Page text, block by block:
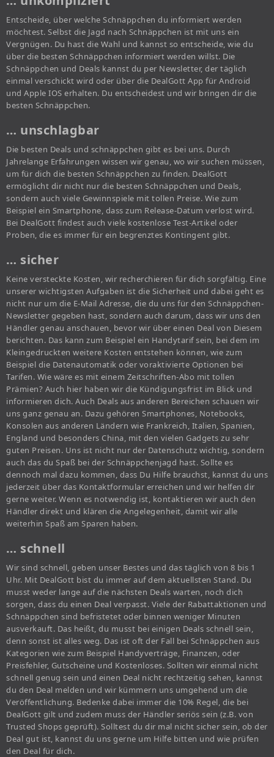
Entscheide, über welche Schnäppchen du informiert werden
möchtest. Selbst die Jagd nach Schnäppchen ist mit uns ein
Vergnügen. Du hast die Wahl und kannst so entscheide, wie du
über die besten Schnäppchen informiert werden willst. Die
Schnäppchen und Deals kannst du per Newsletter, der täglich
einmal verschickt wird oder über die DealGott App für Android
und Apple IOS erhalten. Du entscheidest und wir bringen dir die
besten Schnäppchen.
… unschlagbar
Die besten Deals und schnäppchen gibt es bei uns. Durch
Jahrelange Erfahrungen wissen wir genau, wo wir suchen müssen,
um für dich die besten Schnäppchen zu finden. DealGott
ermöglicht dir nicht nur die besten Schnäppchen und Deals,
sondern auch viele Gewinnspiele mit tollen Preise. Wie zum
Beispiel ein Smartphone, dass zum Release-Datum verlost wird.
Bei DealGott findest auch viele kostenlose Test-Artikel oder
Proben, die es immer für ein begrenztes Kontingent gibt.
… sicher
Keine versteckte Kosten, wir recherchieren für dich sorgfältig. Eine
unserer wichtigsten Aufgaben ist die Sicherheit und dabei geht es
nicht nur um die E-Mail Adresse, die du uns für den Schnäppchen-
Newsletter gegeben hast, sondern auch darum, dass wir uns den
Händler genau anschauen, bevor wir über einen Deal von Diesem
berichten. Das kann zum Beispiel ein Handytarif sein, bei dem im
Kleingedruckten weitere Kosten entstehen können, wie zum
Beispiel die Datenautomatik oder voraktivierte Optionen bei
Tarifen. Wie wäre es mit einem Zeitschriften-Abo mit tollen
Prämien? Auch hier haben wir die Kündigungsfrist im Blick und
informieren dich. Auch Deals aus anderen Bereichen schauen wir
uns ganz genau an. Dazu gehören Smartphones, Notebooks,
Konsolen aus anderen Ländern wie Frankreich, Italien, Spanien,
England und besonders China, mit den vielen Gadgets zu sehr
guten Preisen. Uns ist nicht nur der Datenschutz wichtig, sondern
auch das du Spaß bei der Schnäppchenjagd hast. Sollte es
dennoch mal dazu kommen, dass Du Hilfe brauchst, kannst du uns
jederzeit über das Kontaktformular erreichen und wir helfen dir
gerne weiter. Wenn es notwendig ist, kontaktieren wir auch den
Händler direkt und klären die Angelegenheit, damit wir alle
weiterhin Spaß am Sparen haben.
… schnell
Wir sind schnell, geben unser Bestes und das täglich von 8 bis 1
Uhr. Mit DealGott bist du immer auf dem aktuellsten Stand. Du
musst weder lange auf die nächsten Deals warten, noch dich
sorgen, dass du einen Deal verpasst. Viele der Rabattaktionen und
Schnäppchen sind befristetet oder binnen weniger Minuten
ausverkauft. Das heißt, du musst bei einigen Deals schnell sein,
denn sonst ist alles weg. Das ist oft der Fall bei Schnäppchen aus
Kategorien wie zum Beispiel Handyverträge, Finanzen, oder
Preisfehler, Gutscheine und Kostenloses. Sollten wir einmal nicht
schnell genug sein und einen Deal nicht rechtzeitig sehen, kannst
du den Deal melden und wir kümmern uns umgehend um die
Veröffentlichung. Bedenke dabei immer die 10% Regel, die bei
DealGott gilt und zudem muss der Händler seriös sein (z.B. von
Trusted Shops geprüft). Solltest du dir mal nicht sicher sein, ob der
Deal gut ist, kannst du uns gerne um Hilfe bitten und wie prüfen
den Deal für dich.